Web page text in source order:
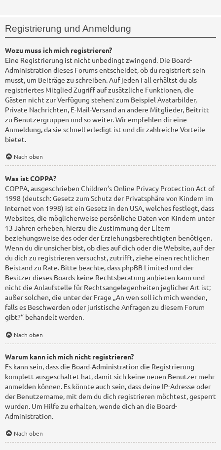
Registrierung und Anmeldung
Wozu muss ich mich registrieren?
Eine Registrierung ist nicht unbedingt zwingend. Die Board-
Administration dieses Forums entscheidet, ob du registriert sein
musst, um Beiträge zu schreiben. Auf jeden Fall erhältst du als
registriertes Mitglied Zugriff auf zusätzliche Funktionen, die
Gästen nicht zur Verfügung stehen: zum Beispiel Avatarbilder,
Private Nachrichten, E-Mail-Versand an andere Mitglieder, Beitritt
zu Benutzergruppen und so weiter. Wir empfehlen dir eine
Anmeldung, da sie schnell erledigt ist und dir zahlreiche Vorteile
bietet.
Nach oben
Was ist COPPA?
COPPA, ausgeschrieben Children’s Online Privacy Protection Act of
1998 (deutsch: Gesetz zum Schutz der Privatsphäre von Kindern im
Internet von 1998) ist ein Gesetz in den USA, welches festlegt, dass
Websites, die möglicherweise persönliche Daten von Kindern unter
13 Jahren erheben, hierzu die Zustimmung der Eltern
beziehungsweise des oder der Erziehungsberechtigten benötigen.
Wenn du dir unsicher bist, ob dies auf dich oder die Website, auf der
du dich zu registrieren versuchst, zutrifft, ziehe einen rechtlichen
Beistand zu Rate. Bitte beachte, dass phpBB Limited und der
Besitzer dieses Boards keine Rechtsberatung anbieten kann und
nicht die Anlaufstelle für Rechtsangelegenheiten jeglicher Art ist;
außer solchen, die unter der Frage „An wen soll ich mich wenden,
falls es Beschwerden oder juristische Anfragen zu diesem Forum
gibt?“ behandelt werden.
Nach oben
Warum kann ich mich nicht registrieren?
Es kann sein, dass die Board-Administration die Registrierung
komplett ausgeschaltet hat, damit sich keine neuen Benutzer mehr
anmelden können. Es könnte auch sein, dass deine IP-Adresse oder
der Benutzername, mit dem du dich registrieren möchtest, gesperrt
wurden. Um Hilfe zu erhalten, wende dich an die Board-
Administration.
Nach oben